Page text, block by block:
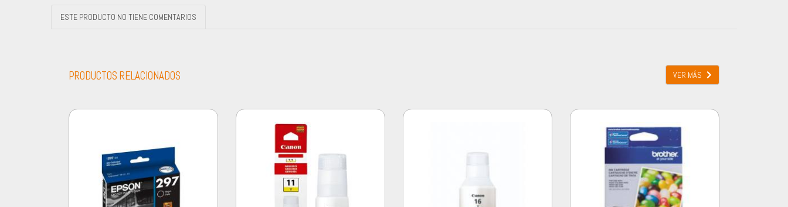
ESTE PRODUCTO NO TIENE COMENTARIOS
PRODUCTOS RELACIONADOS VER MÁS